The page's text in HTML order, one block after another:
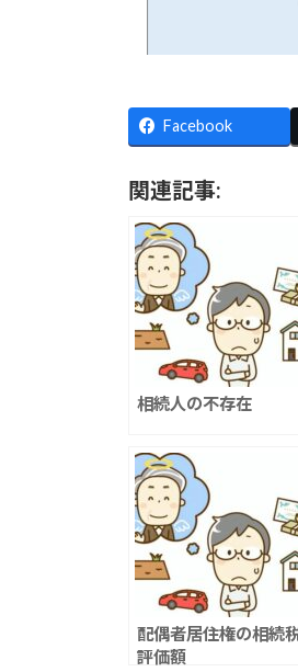
Facebook
関連記事:
相続人の不存在
配偶者居住権の相続
評価額